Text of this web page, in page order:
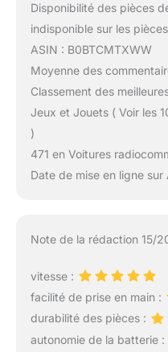
Disponibilité des pièces
indisponible sur les
ASIN : B0BTCMTXWW
Moyenne des
Classement des
Jeux et Jouets ( Voir les
)
471 en Voitures
Date de mise en ligne
Note de la rédaction 15/
vitesse :
facilité de prise en main :
durabilité des pièces :
autonomie de la batterie :